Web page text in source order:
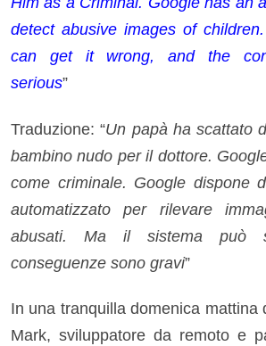
detect abusive images of
can get it wrong, and the
serious”
Traduzione: “Un papà ha scattato
bambino nudo per il dottore.
come criminale. Google dispone
automatizzato per rilevare
abusati.
Ma il sistema può
conseguenze sono gravi”
In una tranquilla domenica mattina
Mark, sviluppatore da remoto e